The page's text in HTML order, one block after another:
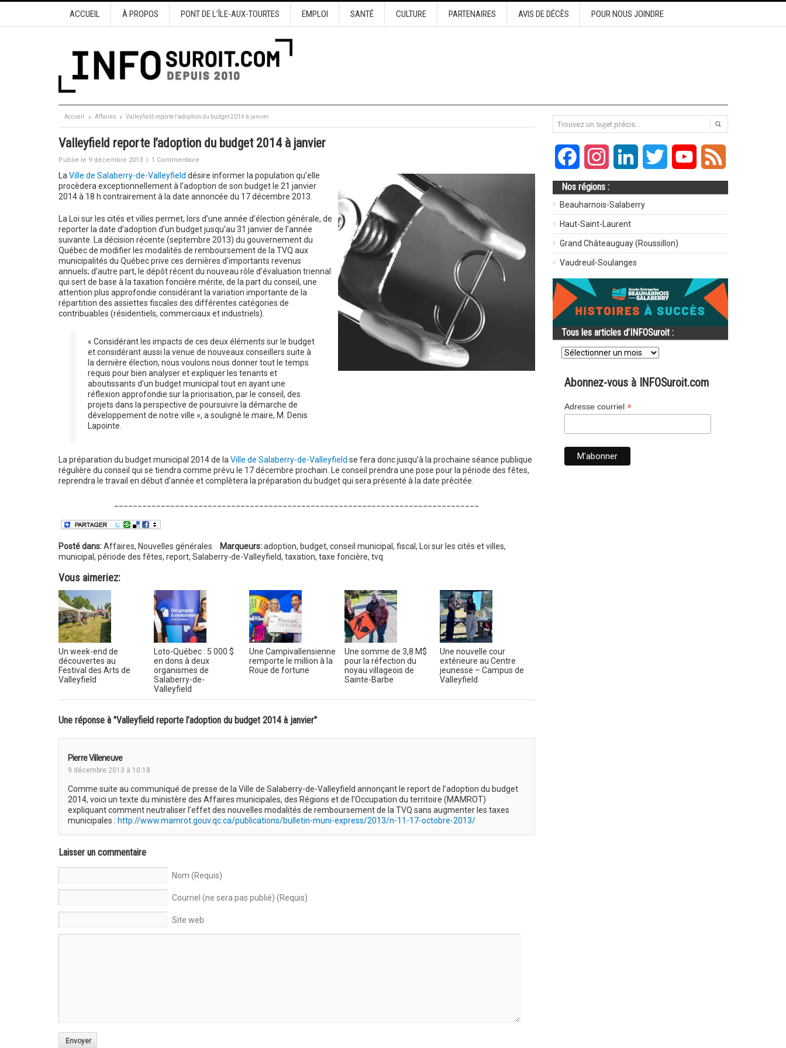
ACCUEIL À PROPOS PONT DE L’ÎLE-AUX-TOURTES EMPLOI SANTÉ CULTURE PARTENAIRES AVIS DE DÉCÈS POUR NOUS JOINDRE
Accueil Affaires Valleyfield reporte l’adoption du budget 2014 à janvier
Valleyfield reporte l’adoption du budget 2014 à janvier
Publié le 9 décembre 2013 | 1 Commentaire
La Ville de Salaberry-de-Valleyfield désire informer la population qu’elle
procèdera exceptionnellement à l’adoption de son budget le 21 janvier
2014 à 18 h contrairement à la date annoncée du 17 décembre 2013.
La Loi sur les cités et villes permet, lors d’une année d’élection générale, de
reporter la date d’adoption d’un budget jusqu’au 31 janvier de l’année
suivante. La décision récente (septembre 2013) du gouvernement du
Québec de modifier les modalités de remboursement de la TVQ aux
municipalités du Québec prive ces dernières d’importants revenus
annuels; d’autre part, le dépôt récent du nouveau rôle d’évaluation triennal
qui sert de base à la taxation foncière mérite, de la part du conseil, une
attention plus approfondie considérant la variation importante de la
répartition des assiettes fiscales des différentes catégories de
contribuables (résidentiels, commerciaux et industriels).
« Considérant les impacts de ces deux éléments sur le budget
et considérant aussi la venue de nouveaux conseillers suite à
la dernière élection, nous voulons nous donner tout le temps
requis pour bien analyser et expliquer les tenants et
aboutissants d’un budget municipal tout en ayant une
réflexion approfondie sur la priorisation, par le conseil, des
projets dans la perspective de poursuivre la démarche de
développement de notre ville », a souligné le maire, M. Denis
Lapointe.
La préparation du budget municipal 2014 de la Ville de Salaberry-de-Valleyfield se fera donc jusqu’à la prochaine séance publique
régulière du conseil qui se tiendra comme prévu le 17 décembre prochain. Le conseil prendra une pose pour la période des fêtes,
reprendra le travail en début d’année et complètera la préparation du budget qui sera présenté à la date précitée.
Posté dans:Affaires, Nouvelles générales Marqueurs: adoption, budget, conseil municipal , fiscal , Loi sur les cités et villes,
municipal , période des fêtes, report, Salaberry-de-Valleyfield, taxation, taxe foncière, tvq
Vous aimeriez:
Un week-end de
découvertes au
Festival des Arts de
Valleyfield
Loto-Québec : 5 000 $
en dons à deux
organismes de
Salaberry-de-
Valleyfield
Une Campivallensienne
remporte le million à la
Roue de fortune
Une somme de 3,8 M$
pour la réfection du
noyau villageois de
Sainte-Barbe
Une nouvelle cour
extérieure au Centre
jeunesse – Campus de
Valleyfield
Une réponse à "Valleyfield reporte l’adoption du budget 2014 à janvier"
Pierre Villeneuve
9 décembre 2013 à 10:18
Comme suite au communiqué de presse de la Ville de Salaberry-de-Valleyfield annonçant le report de l’adoption du budget
2014, voici un texte du ministère des Affaires municipales, des Régions et de l’Occupation du territoire (MAMROT)
expliquant comment neutraliser l’effet des nouvelles modalités de remboursement de la TVQ sans augmenter les taxes
municipales : http://www.mamrot.gouv.qc.ca/publications/bulletin-muni-express/2013/n-11-17-octobre-2013/
Laisser un commentaire
Nom (Requis)
Courriel (ne sera pas publié) (Requis)
Site web
Envoyer
FacebookInstagramLinkedIn Twitter YouTube
Nos régions :
Beauharnois-Salaberry
Haut-Saint-Laurent
Grand Châteauguay (Roussillon)
Vaudreuil-Soulanges
Tous les articles d’INFOSuroit :
Tous
les
d’INFOSuroit
Abonnez-vous à INFOSuroit.com
Adresse courriel *